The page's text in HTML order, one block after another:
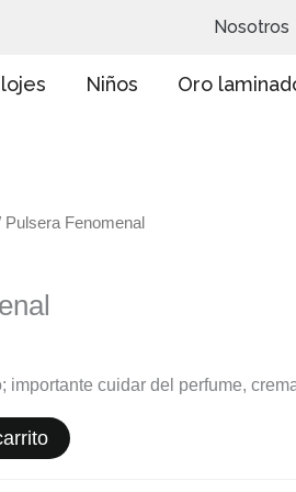
Nosotros
Niños Oro
Fenomenal
importante cuidar del perfume,